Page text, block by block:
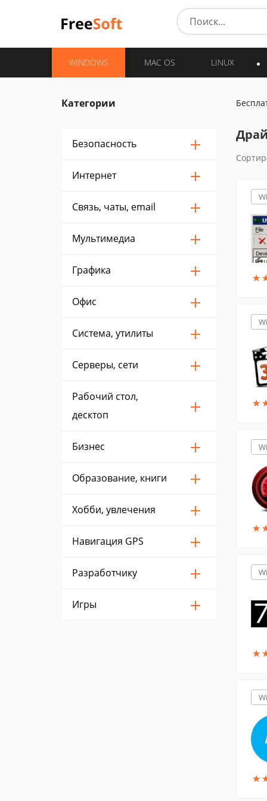
WINDOWS MAC OS LINUX
Категории
Безопасность
Интернет
Связь, чаты, email
Мультимедиа
Графика
Офис
Система, утилиты
Серверы, сети
Рабочий стол,
десктоп
Бизнес
Образование, книги
Хобби, увлечения
Навигация GPS
Разработчику
Игры
★
★
★
★
★
★
★
★
★
★